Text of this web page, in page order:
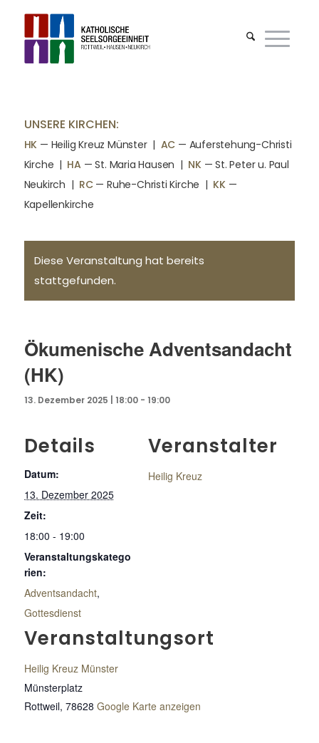
UNSERE KIRCHEN:
HK — Heilig Kreuz Münster | AC — Auferstehung-Christi
Kirche | HA — St. Maria Hausen | NK— St. Peter u. Paul
Neukirch | RC— Ruhe-Christi Kirche | KK—
Kapellenkirche
Diese Veranstaltung hat bereits
stattgefunden.
Ökumenische Adventsandacht
(HK)
13. Dezember 2025 | 18:00- 19:00
Details
Datum:
13. Dezember 2025
Zeit:
18:00 - 19:00
Veranstaltungskatego
rien:
Adventsandacht,
Gottesdienst
Veranstaltungsort
Heilig Kreuz Münster
Münsterplatz
Rottweil, 78628 Google Karte anzeigen
Veranstalter
Heilig Kreuz